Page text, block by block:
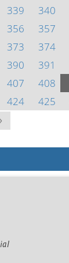
339 340
356 357
373 374
390 391
407 408
424 425